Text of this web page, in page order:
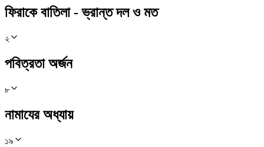
ফিরাকে বাতিলা - ভ্রান্ত দল ও মত
২
পবিত্রতা অর্জন
৮
নামাযের অধ্যায়
১৯